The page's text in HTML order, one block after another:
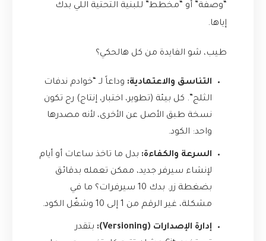
“وصفة” أو “مخطط” للبنية التحتية اللي بدك
إياها.
طيب، شو الفايدة من كل هالحكي؟
التناسق والاعتمادية: وداعاً لـ “خوادم ندفات
الثلج”. كل بيئة (تطوير، اختبار، إنتاج) رح تكون
نسخة طبق الأصل عن الأخرى، لأنه مصدرها
واحد: الكود.
السرعة والكفاءة: بدل ما تاخذ ساعات أو أيام
لإنشاء سيرفر جديد، ممكن تعمله بدقائق
بضغطة زر. بدك 10 سيرفرات؟ ما في
مشكلة، غير الرقم من 1 إلى 10 وشغّل الكود.
إدارة الإصدارات (Versioning):
بتقدر